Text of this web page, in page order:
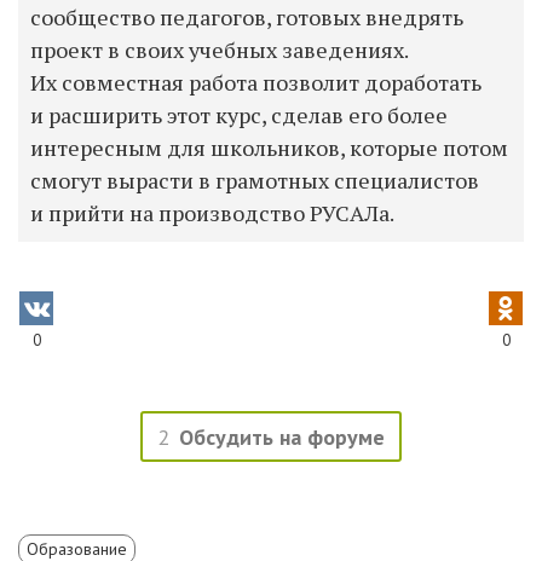
сообщество педагогов, готовых внедрять
проект в своих учебных заведениях.
Их совместная работа позволит доработать
и расширить этот курс, сделав его более
интересным для школьников, которые потом
смогут вырасти в грамотных специалистов
и прийти на производство РУСАЛа.
0 0
2 Обсудить на форуме
Образование